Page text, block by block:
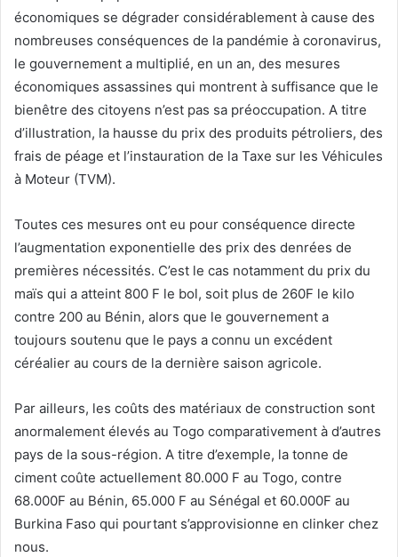
économiques se dégrader considérablement à cause des
nombreuses conséquences de la pandémie à coronavirus,
le gouvernement a multiplié, en un an, des mesures
économiques assassines qui montrent à suffisance que le
bienêtre des citoyens n’est pas sa préoccupation. A titre
d’illustration, la hausse du prix des produits pétroliers, des
frais de péage et l’instauration de la Taxe sur les Véhicules
à Moteur (TVM).
Toutes ces mesures ont eu pour conséquence directe
l’augmentation exponentielle des prix des denrées de
premières nécessités. C’est le cas notamment du prix du
maïs qui a atteint 800 F le bol, soit plus de 260F le kilo
contre 200 au Bénin, alors que le gouvernement a
toujours soutenu que le pays a connu un excédent
céréalier au cours de la dernière saison agricole.
Par ailleurs, les coûts des matériaux de construction sont
anormalement élevés au Togo comparativement à d’autres
pays de la sous-région. A titre d’exemple, la tonne de
ciment coûte actuellement 80.000 F au Togo, contre
68.000F au Bénin, 65.000 F au Sénégal et 60.000F au
Burkina Faso qui pourtant s’approvisionne en clinker chez
nous.